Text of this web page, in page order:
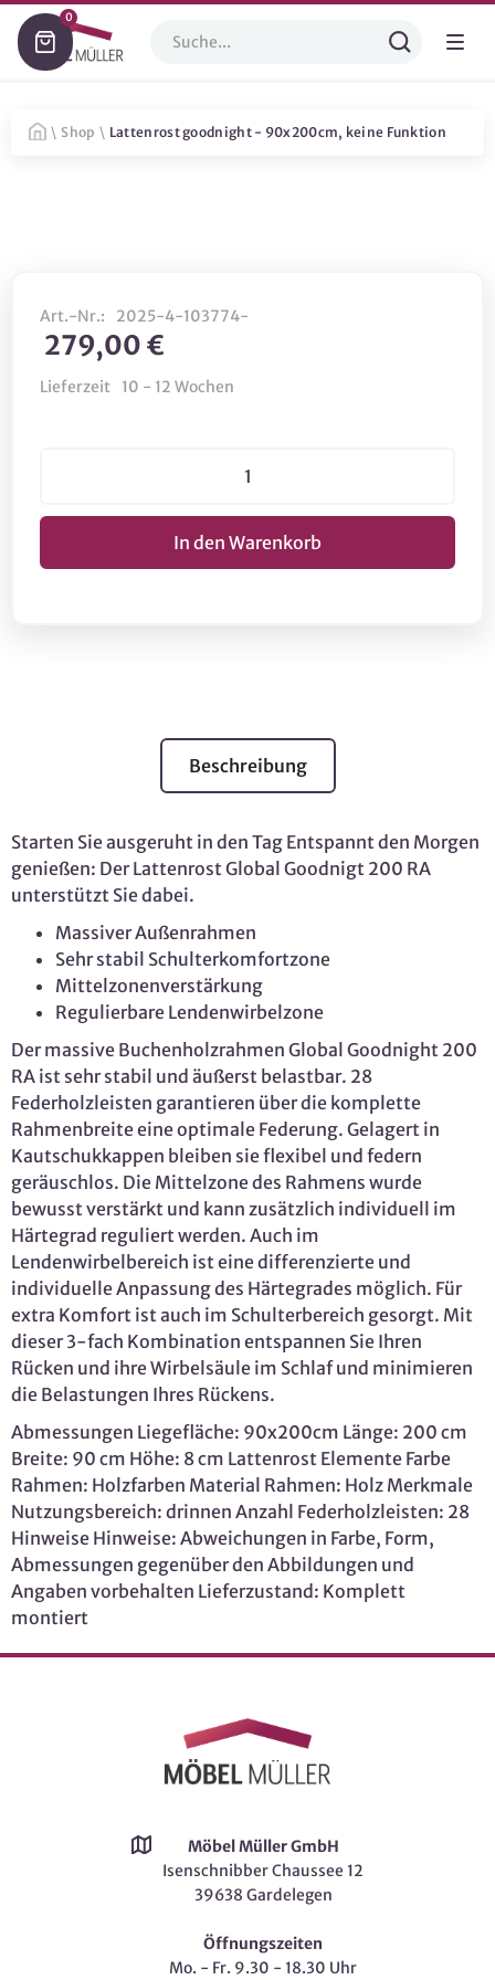
0
\ Shop \ Lattenrost goodnight - 90x200cm, keine Funktion
Art.-Nr.: 2025-4-103774-
279,00 €
Lieferzeit 10 - 12 Wochen
Beschreibung
Starten Sie ausgeruht in den Tag Entspannt den Morgen
genießen: Der Lattenrost Global Goodnigt 200 RA
unterstützt Sie dabei.
Massiver Außenrahmen
Sehr stabil Schulterkomfortzone
Mittelzonenverstärkung
Regulierbare Lendenwirbelzone
Der massive Buchenholzrahmen Global Goodnight 200
RA ist sehr stabil und äußerst belastbar. 28
Federholzleisten garantieren über die komplette
Rahmenbreite eine optimale Federung. Gelagert in
Kautschukkappen bleiben sie flexibel und federn
geräuschlos. Die Mittelzone des Rahmens wurde
bewusst verstärkt und kann zusätzlich individuell im
Härtegrad reguliert werden. Auch im
Lendenwirbelbereich ist eine differenzierte und
individuelle Anpassung des Härtegrades möglich. Für
extra Komfort ist auch im Schulterbereich gesorgt. Mit
dieser 3-fach Kombination entspannen Sie Ihren
Rücken und ihre Wirbelsäule im Schlaf und minimieren
die Belastungen Ihres Rückens.
Abmessungen Liegefläche: 90x200cm Länge: 200 cm
Breite: 90 cm Höhe: 8 cm Lattenrost Elemente Farbe
Rahmen: Holzfarben Material Rahmen: Holz Merkmale
Nutzungsbereich: drinnen Anzahl Federholzleisten: 28
Hinweise Hinweise: Abweichungen in Farbe, Form,
Abmessungen gegenüber den Abbildungen und
Angaben vorbehalten Lieferzustand: Komplett
montiert
Möbel Müller GmbH
Isenschnibber Chaussee 12
39638 Gardelegen
Öffnungszeiten
Mo. - Fr. 9.30 - 18.30 Uhr